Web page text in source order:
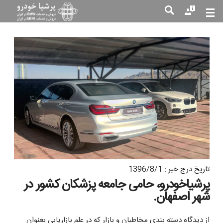
جست
جو
تاریخ درج خبر : 1396/8/1
پرشیاخودرو، حامی جامعه پزشکان کشور در
شهر اصفهان.
از دیدگاه دسته بندی مخاطبان و بازار که در علم بازاریابی بعنوان